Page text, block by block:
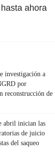
ahora
investigación a
por
reconstrucción de
abril inician las
de juicio
del saqueo